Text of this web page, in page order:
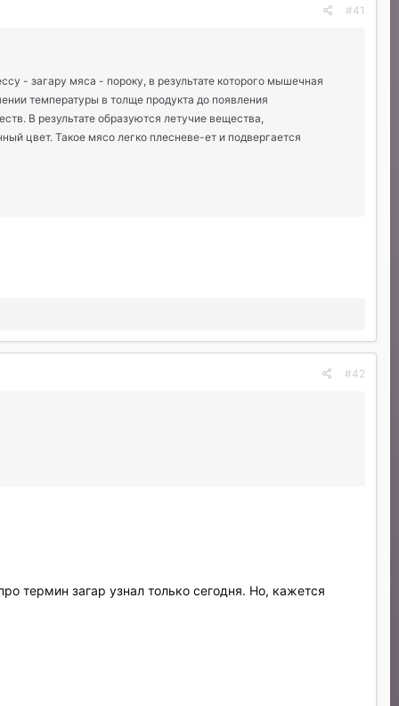
#41
- загару мяса - пороку, в результате которого мышечная
температуры в толще продукта до появления
В результате образуются летучие вещества,
цвет. Такое мясо легко плесневе-ет и подвергается
#42
термин загар узнал только сегодня. Но, кажется